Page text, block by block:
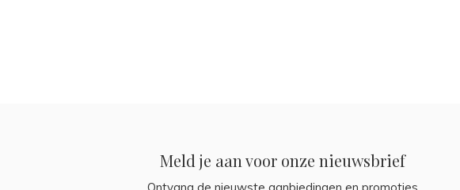
Meld je aan voor onze nieuwsbrief